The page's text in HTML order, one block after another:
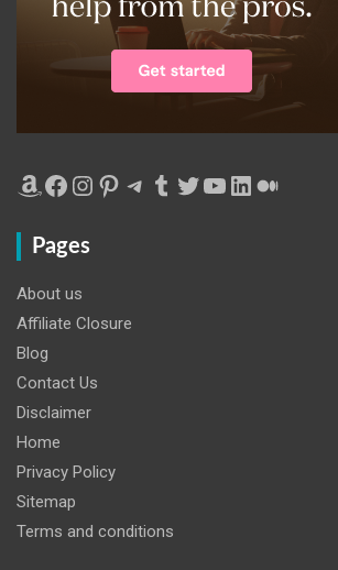
Amazon
Facebook
Instagram
Pinterest
Telegram
Tumblr
Twitter
YouTube
LinkedIn
Medium
Pages
About us
Affiliate Closure
Blog
Contact Us
Disclaimer
Home
Privacy Policy
Sitemap
Terms and conditions